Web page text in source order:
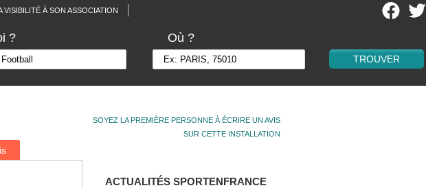
VISIBILITÉ À SON ASSOCIATION
? Où ?
SOYEZ LA PREMIÈRE PERSONNE À ÉCRIRE UN AVIS
SUR CETTE INSTALLATION
ACTUALITÉS SPORTENFRANCE